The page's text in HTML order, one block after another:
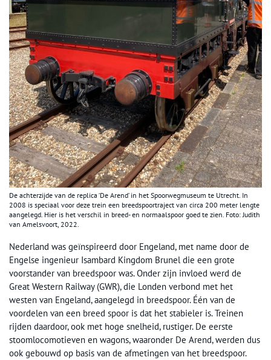
De achterzijde van de replica ‘De Arend’ in het Spoorwegmuseum te Utrecht. In
2008 is speciaal voor deze trein een breedspoortraject van circa 200 meter lengte
aangelegd. Hier is het verschil in breed- en normaalspoor goed te zien. Foto: Judith
van Amelsvoort, 2022.
Nederland was geïnspireerd door Engeland, met name door de
Engelse ingenieur Isambard Kingdom Brunel die een grote
voorstander van breedspoor was. Onder zijn invloed werd de
Great Western Railway (GWR), die Londen verbond met het
westen van Engeland, aangelegd in breedspoor. Één van de
voordelen van een breed spoor is dat het stabieler is. Treinen
rijden daardoor, ook met hoge snelheid, rustiger. De eerste
stoomlocomotieven en wagons, waaronder De Arend, werden dus
ook gebouwd op basis van de afmetingen van het breedspoor.